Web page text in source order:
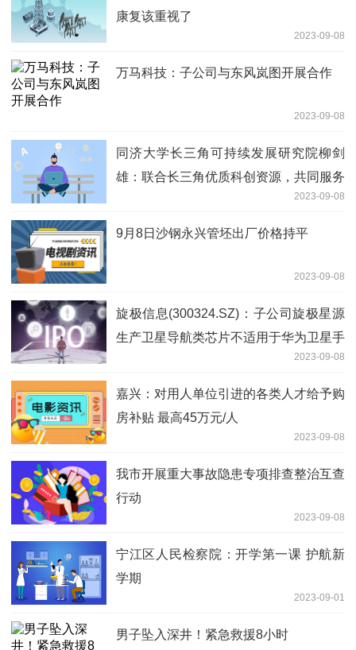
康复该重视了
2023-09-08
万马科技：子公司与东风岚图开展合作
2023-09-08
同济大学长三角可持续发展研究院柳剑
雄：联合长三角优质科创资源，共同服务
2023-09-08
9月8日沙钢永兴管坯出厂价格持平
2023-09-08
旋极信息(300324.SZ)：子公司旋极星源
生产卫星导航类芯片不适用于华为卫星手
2023-09-08
嘉兴：对用人单位引进的各类人才给予购
房补贴 最高45万元/人
2023-09-08
我市开展重大事故隐患专项排查整治互查
行动
2023-09-08
宁江区人民检察院：开学第一课 护航新
学期
2023-09-01
男子坠入深井！紧急救援8小时